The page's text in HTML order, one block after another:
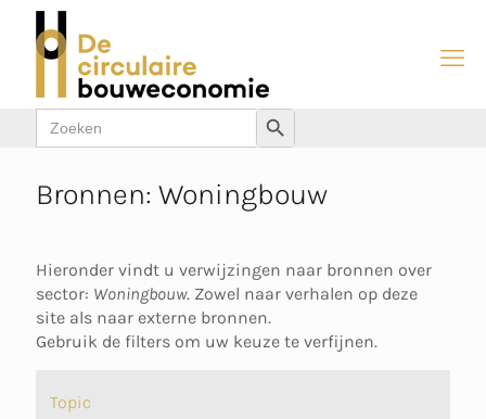
Zoek
naar:
Zoekknop
Bronnen: Woningbouw
Hieronder vindt u verwijzingen naar bronnen over
sector: Woningbouw. Zowel naar verhalen op deze
site als naar externe bronnen.
Gebruik de filters om uw keuze te verfijnen.
Topic